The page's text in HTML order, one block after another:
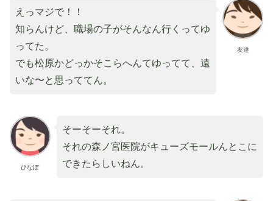
友達
えっマジで！！
知らんけど、職場の子がそんなん行くってゆ
ってた。
でも松原かどっかそこらへんてゆってて、遠
いな〜と思っててん。
ひなぼ
そーそーそれ。
それの森ノ宮医院がキューズモールんとこに
できたらしいねん。